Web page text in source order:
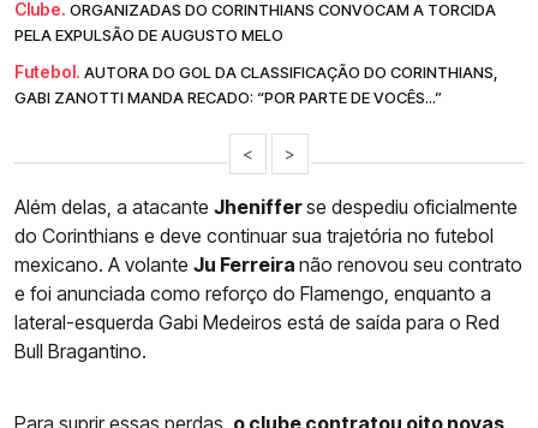
Clube. ORGANIZADAS DO CORINTHIANS CONVOCAM A TORCIDA
PELA EXPULSÃO DE AUGUSTO MELO
Futebol. AUTORA DO GOL DA CLASSIFICAÇÃO DO CORINTHIANS,
GABI ZANOTTI MANDA RECADO: “POR PARTE DE VOCÊS...”
< >
Além delas, a atacante Jhenifferse despediu oficialmente
do Corinthians e deve continuar sua trajetória no futebol
mexicano. A volante Ju Ferreira não renovou seu contrato
e foi anunciada como reforço do Flamengo, enquanto a
lateral-esquerda Gabi Medeiros está de saída para o Red
Bull Bragantino.